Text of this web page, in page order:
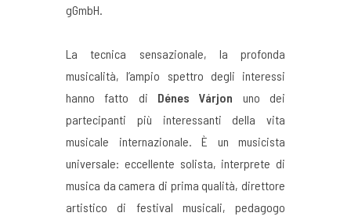
gGmbH.
La tecnica sensazionale, la profonda
musicalità, l’ampio spettro degli interessi
hanno fatto di Dénes Várjon uno dei
partecipanti più interessanti della vita
musicale internazionale. È un musicista
universale: eccellente solista, interprete di
musica da camera di prima qualità, direttore
artistico di festival musicali, pedagogo